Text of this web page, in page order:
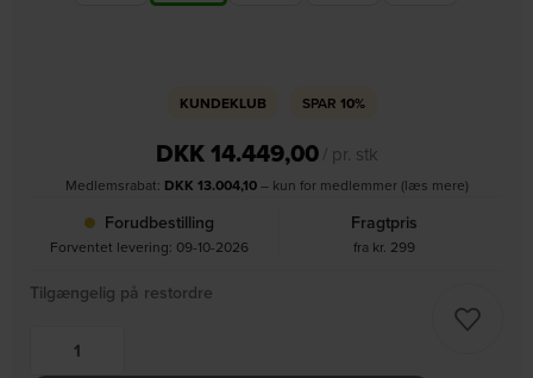
KUNDEKLUB SPAR 10%
DKK14.449,00/ pr. stk
Medlemsrabat: DKK 13.004,10– kun for medlemmer (læs mere)
Forudbestilling
Forventet levering: 09-10-2026
Fragtpris
fra kr. 299
Tilgængelig på restordre